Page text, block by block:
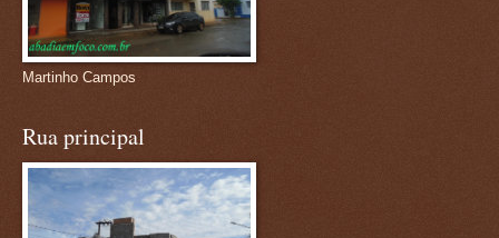
Martinho Campos
Rua principal